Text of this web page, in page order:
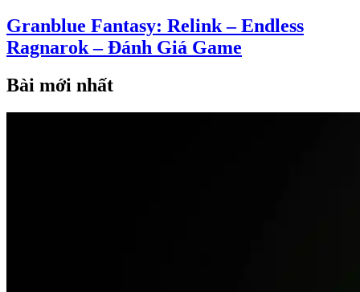
Granblue Fantasy: Relink – Endless
Ragnarok – Đánh Giá Game
Bài mới nhất